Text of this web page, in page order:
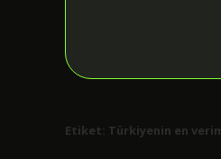
Etiket: Türkiyenin en